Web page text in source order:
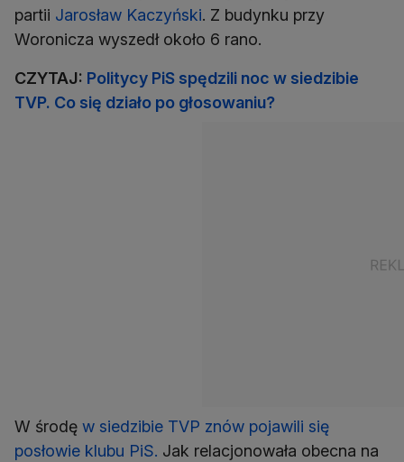
partii Jarosław Kaczyński. Z budynku przy
Woronicza wyszedł około 6 rano.
CZYTAJ: Politycy PiS spędzili noc w siedzibie
TVP. Co się działo po głosowaniu?
W środę w siedzibie TVP znów pojawili się
posłowie klubu PiS. Jak relacjonowała obecna na